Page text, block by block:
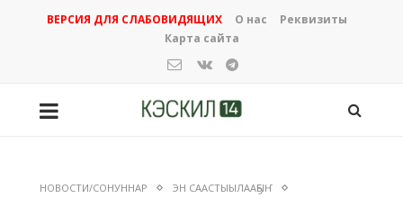
ВЕРСИЯ ДЛЯ СЛАБОВИДЯЩИХ О нас
Реквизиты
Карта сайта
НОВОСТИ/СОНУННАР
ЭН СААСТЫЫЛААҔЫҤ